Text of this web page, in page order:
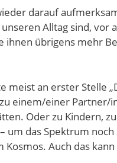
darauf
Alltag sind, vor
ihnen übrigens mehr
meist an erster Stelle
einem/einer Partner/
Oder zu Kindern,
um das Spektrum
Kosmos. Auch das